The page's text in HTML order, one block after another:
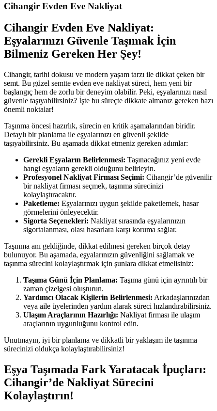
Cihangir Evden Eve Nakliyat
Cihangir Evden Eve Nakliyat:
Eşyalarınızı Güvenle Taşımak İçin
Bilmeniz Gereken Her Şey!
Cihangir, tarihi dokusu ve modern yaşam tarzı ile dikkat çeken bir
semt. Bu güzel semtte evden eve nakliyat süreci, hem yeni bir
başlangıç hem de zorlu bir deneyim olabilir. Peki, eşyalarınızı nasıl
güvenle taşıyabilirsiniz? İşte bu süreçte dikkate almanız gereken bazı
önemli noktalar!
Taşınma öncesi hazırlık, sürecin en kritik aşamalarından biridir.
Detaylı bir planlama ile eşyalarınızı en güvenli şekilde
taşıyabilirsiniz. Bu aşamada dikkat etmeniz gereken adımlar:
Gerekli Eşyaların Belirlenmesi: Taşınacağınız yeni evde
hangi eşyaların gerekli olduğunu belirleyin.
Profesyonel Nakliyat Firması Seçimi: Cihangir’de güvenilir
bir nakliyat firması seçmek, taşınma sürecinizi
kolaylaştıracaktır.
Paketleme: Eşyalarınızı uygun şekilde paketlemek, hasar
görmelerini önleyecektir.
Sigorta Seçenekleri: Nakliyat sırasında eşyalarınızın
sigortalanması, olası hasarlara karşı koruma sağlar.
Taşınma anı geldiğinde, dikkat edilmesi gereken birçok detay
bulunuyor. Bu aşamada, eşyalarınızın güvenliğini sağlamak ve
taşınma sürecini kolaylaştırmak için şunlara dikkat etmelisiniz:
Taşıma Günü İçin Planlama: Taşıma günü için ayrıntılı bir
zaman çizelgesi oluşturun.
Yardımcı Olacak Kişilerin Belirlenmesi: Arkadaşlarınızdan
veya aile üyelerinden yardım alarak süreci hızlandırabilirsiniz.
Ulaşım Araçlarının Hazırlığı: Nakliyat firması ile ulaşım
araçlarının uygunluğunu kontrol edin.
Unutmayın, iyi bir planlama ve dikkatli bir yaklaşım ile taşınma
sürecinizi oldukça kolaylaştırabilirsiniz!
Eşya Taşımada Fark Yaratacak İpuçları:
Cihangir’de Nakliyat Sürecini
Kolaylaştırın!